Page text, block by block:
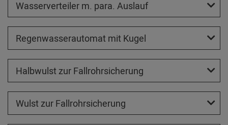
Wasserverteiler m. para. Auslauf
Regenwasserautomat mit Kugel
Halbwulst zur Fallrohrsicherung
Wulst zur Fallrohrsicherung